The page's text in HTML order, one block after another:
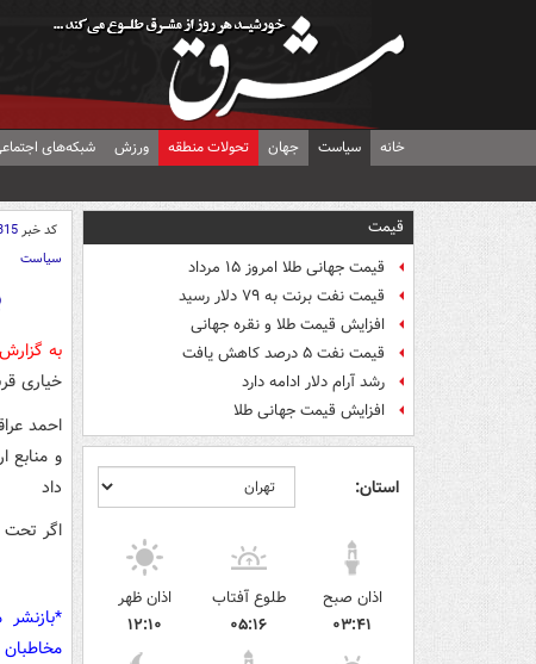
خانه سیاست جهان تحولات منطقه ورزش شبکه‌های
قیمت
قیمت جهانی طلا امروز ۱۵ مرداد
قیمت نفت برنت به ۷۹ دلار رسید
افزایش قیمت طلا و نقره جهانی
قیمت نفت ۵ درصد کاهش یافت
رشد آرام دلار ادامه دارد
افزایش قیمت جهانی طلا
استان:
اذان صبح
۰۳:۴۱
طلوع آفتاب
۰۵:۱۶
اذان ظهر
۱۲:۱۰
کد خبر
سیاست
به
خیاری
و
داد
اگر تحت